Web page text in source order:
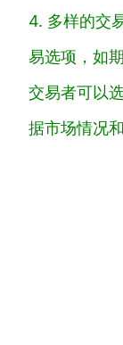
4. 多样的交
易选项，如
交易者可以
据市场情况